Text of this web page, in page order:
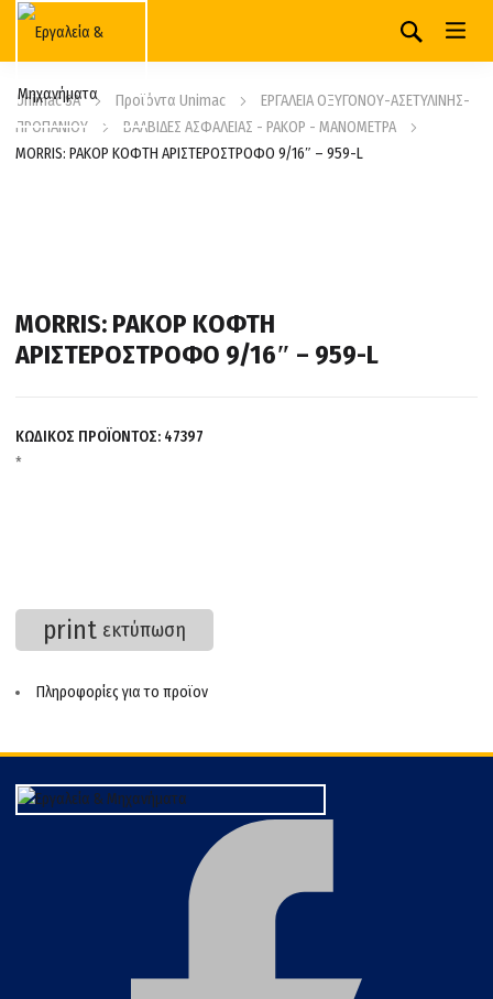
Unimac SA Προϊόντα Unimac
ΕΡΓΑΛΕΙΑ ΟΞΥΓΟΝΟΥ-ΑΣΕΤΥΛΙΝΗΣ-
ΠΡΟΠΑΝΙΟΥ
ΒΑΛΒΙΔΕΣ ΑΣΦΑΛΕΙΑΣ - ΡΑΚΟΡ - ΜΑΝΟΜΕΤΡΑ
MORRIS: ΡΑΚΟΡ ΚΟΦΤΗ ΑΡΙΣΤΕΡΟΣΤΡΟΦΟ 9/16″ – 959-L
MORRIS: ΡΑΚΟΡ ΚΟΦΤΗ
ΑΡΙΣΤΕΡΟΣΤΡΟΦΟ 9/16″ – 959-L
ΚΩΔΙΚΟΣ ΠΡΟΪΟΝΤΟΣ: 47397
*
print εκτύπωση
Πληροφορίες για το προϊον